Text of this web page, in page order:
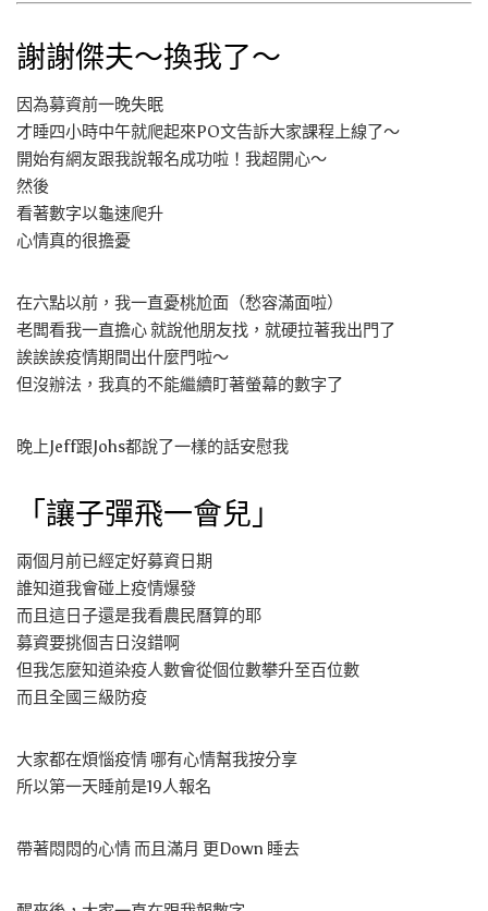
謝謝傑夫～換我了～
因為募資前一晚失眠
才睡四小時中午就爬起來PO文告訴大家課程上線了～
開始有網友跟我說報名成功啦！我超開心～
然後
看著數字以龜速爬升
心情真的很擔憂
在六點以前，我一直憂桃尬面（愁容滿面啦）
老闆看我一直擔心 就說他朋友找，就硬拉著我出門了
誒誒誒疫情期間出什麼門啦～
但沒辦法，我真的不能繼續盯著螢幕的數字了
晚上Jeff跟Johs都說了一樣的話安慰我
「讓子彈飛一會兒」
兩個月前已經定好募資日期
誰知道我會碰上疫情爆發
而且這日子還是我看農民曆算的耶
募資要挑個吉日沒錯啊
但我怎麼知道染疫人數會從個位數攀升至百位數
而且全國三級防疫
大家都在煩惱疫情 哪有心情幫我按分享
所以第一天睡前是19人報名
帶著悶悶的心情 而且滿月 更Down 睡去